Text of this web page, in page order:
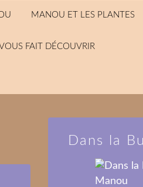
MANOU ET LES PLANTES
FAIT DÉCOUVRIR
Dans la